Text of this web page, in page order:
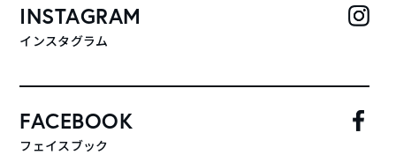
INSTAGRAM
インスタグラム
FACEBOOK
フェイスブック